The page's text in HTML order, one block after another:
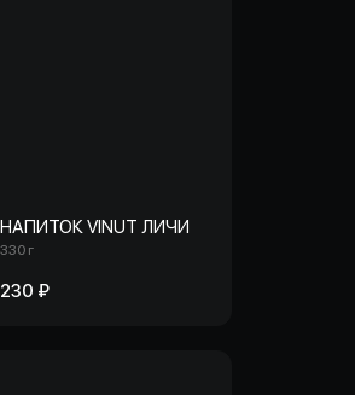
НАПИТОК VINUT ЛИЧИ
330 г
230 ₽